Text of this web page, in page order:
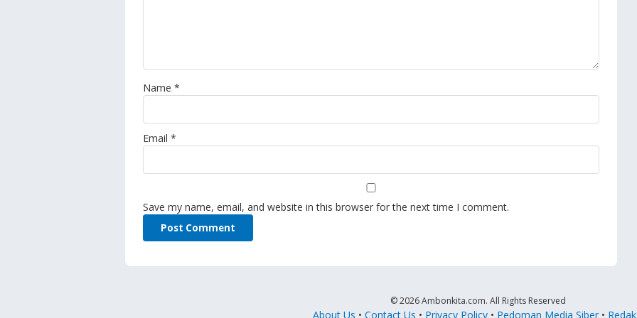
Name *
Email *
Save my name, email, and website in this browser for the next time I comment.
© 2026 Ambonkita.com. All Rights Reserved
About Us • Contact Us • Privacy Policy• Pedoman Media Siber•